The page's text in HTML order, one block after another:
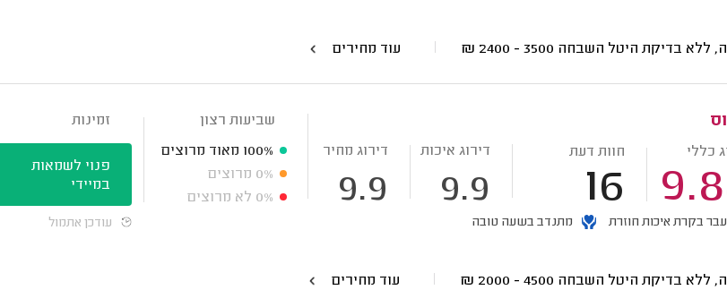
ללא בדיקת היטל השבחה 3500 - 2400
₪ עוד מחירים
כללי חוות דעת
16
דירוג איכות
9.9
דירוג מחיר
9.9
עבר בקרת איכות חוזרת מתנדב בשעה טובה
שביעות רצון
100% מאוד מרוצים
0% מרוצים
0% לא מרוצים
זמינות
פנוי לשמאות
במיידי
עודכן אתמול
ללא בדיקת היטל השבחה 4500 - 2000
₪ עוד מחירים